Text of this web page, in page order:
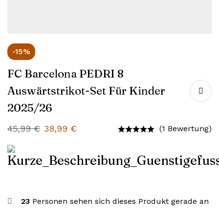
-15%
FC Barcelona PEDRI 8
Auswärtstrikot-Set Für Kinder
2025/26
45,99€ 38,99 € (1 Bewertung)
23 Personen sehen sich dieses Produkt gerade an